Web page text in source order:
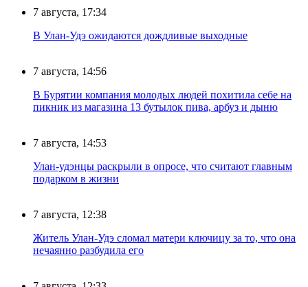
7 августа, 17:34
В Улан-Удэ ожидаются дождливые выходные
7 августа, 14:56
В Бурятии компания молодых людей похитила себе на
пикник из магазина 13 бутылок пива, арбуз и дыню
7 августа, 14:53
Улан-удэнцы раскрыли в опросе, что считают главным
подарком в жизни
7 августа, 12:38
Житель Улан-Удэ сломал матери ключицу за то, что она
нечаянно разбудила его